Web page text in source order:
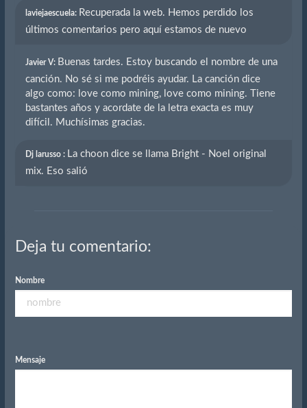
laviejaescuela: Recuperada la web. Hemos perdido los
últimos comentarios pero aquí estamos de nuevo
Javier V: Buenas tardes. Estoy buscando el nombre de una
canción. No sé si me podréis ayudar. La canción dice
algo como: love como mining, love como mining. Tiene
bastantes años y acordate de la letra exacta es muy
difícil. Muchísimas gracias.
Dj larusso : La choon dice se llama Bright - Noel original
mix. Eso salió
Deja tu comentario:
Nombre
Mensaje